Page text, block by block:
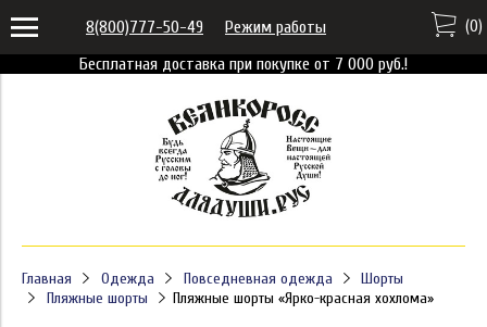
Бесплатная доставка при покупке от 7 000 руб.!
8(800)777-50-49 Режим работы (0)
Главная Одежда Повседневная одежда
Шорты
Пляжные шорты
Пляжные шорты «Ярко-красная хохлома»